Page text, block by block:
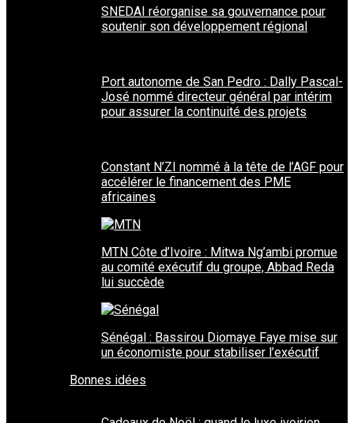
SNEDAI réorganise sa gouvernance pour
soutenir son développement régional
Port autonome de San Pedro : Dally Pascal-
José nommé directeur général par intérim
pour assurer la continuité des projets
Constant N’ZI nommé à la tête de l’AGF pour
accélérer le financement des PME
africaines
MTN Côte d’Ivoire : Mitwa Ng’ambi promue
au comité exécutif du groupe, Abbad Reda
lui succède
Sénégal : Bassirou Diomaye Faye mise sur
un économiste pour stabiliser l’exécutif
Bonnes idées